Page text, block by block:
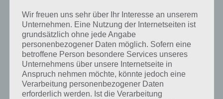
Am 3. Oktober gehts los
Das Treehouse of Horror 2018 Event startet am Mittwoch, den 3.
Oktober um 16 Uhr. 16 Uhr? Ja 16 Uhr!Und bitte nicht wundern: Das
Update an sich wird voraussichtlich schon Dienstag rund um
Mitternacht bzw. am Mittwoch im Google Play Store bzw. iTunes App
Store bereitstehen. Wie oben im Update bereits verkündet, kannst
du die neue Version bereits installieren. Ab zum App Store und
updaten. Die Storyline startet dann um 16 Uhr!
Wir freuen uns sehr über Ihr Interesse an unserem
Unternehmen. Eine Nutzung der Internetseiten ist
grundsätzlich ohne jede Angabe
personenbezogener Daten möglich. Sofern eine
betroffene Person besondere Services unseres
Unternehmens über unsere Internetseite in
Anspruch nehmen möchte, könnte jedoch eine
Verarbeitung personenbezogener Daten
erforderlich werden. Ist die Verarbeitung